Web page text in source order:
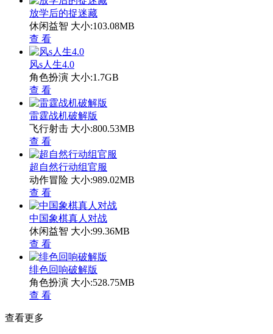
放学后的捉迷藏
休闲益智 大小:103.08MB
查 看
风s人生4.0
角色扮演 大小:1.7GB
查 看
雷霆战机破解版
飞行射击 大小:800.53MB
查 看
超自然行动组官服
动作冒险 大小:989.02MB
查 看
中国象棋真人对战
休闲益智 大小:99.36MB
查 看
绯色回响破解版
角色扮演 大小:528.75MB
查 看
查看更多